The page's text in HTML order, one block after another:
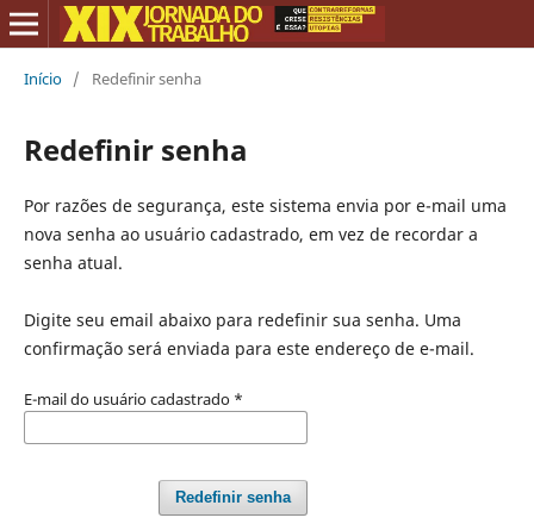
Início / Redefinir senha
Redefinir senha
Por razões de segurança, este sistema envia por e-mail uma
nova senha ao usuário cadastrado, em vez de recordar a
senha atual.
Digite seu email abaixo para redefinir sua senha. Uma
confirmação será enviada para este endereço de e-mail.
E-mail do usuário cadastrado *
Redefinir senha